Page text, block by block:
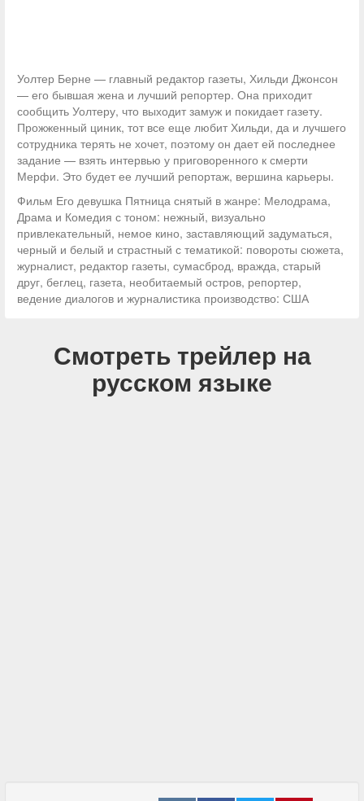
Уолтер Берне — главный редактор газеты, Хильди Джонсон
— его бывшая жена и лучший репортер. Она приходит
сообщить Уолтеру, что выходит замуж и покидает газету.
Прожженный циник, тот все еще любит Хильди, да и лучшего
сотрудника терять не хочет, поэтому он дает ей последнее
задание — взять интервью у приговоренного к смерти
Мерфи. Это будет ее лучший репортаж, вершина карьеры.
Фильм Его девушка Пятница снятый в жанре: Мелодрама,
Драма и Комедия с тоном: нежный, визуально
привлекательный, немое кино, заставляющий задуматься,
черный и белый и страстный с тематикой: повороты сюжета,
журналист, редактор газеты, сумасброд, вражда, старый
друг, беглец, газета, необитаемый остров, репортер,
ведение диалогов и журналистика производство: США
Смотреть трейлер на
русском языке